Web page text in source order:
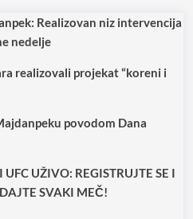
Realizovan niz intervencija
nedelje
realizovali projekat “koreni i
povodom Dana
UŽIVO: REGISTRUJTE SE I
SVAKI MEČ!